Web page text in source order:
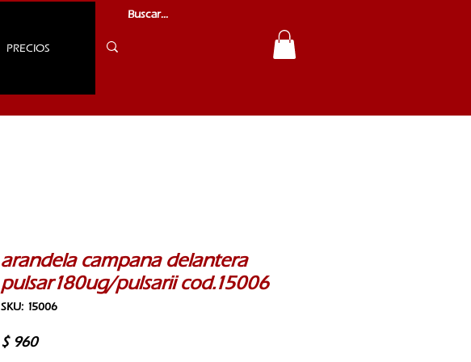
PRECIOS
arandela campana delantera
pulsar180ug/pulsarii cod.15006
SKU: 15006
$ 960Precio